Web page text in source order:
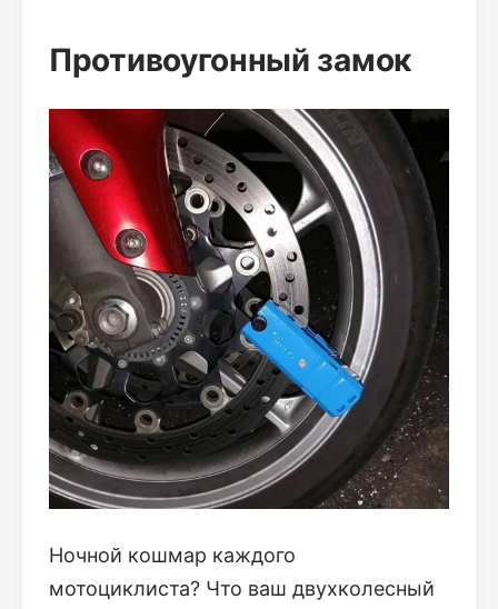
Противоугонный замок
Ночной кошмар каждого
мотоциклиста? Что ваш двухколесный